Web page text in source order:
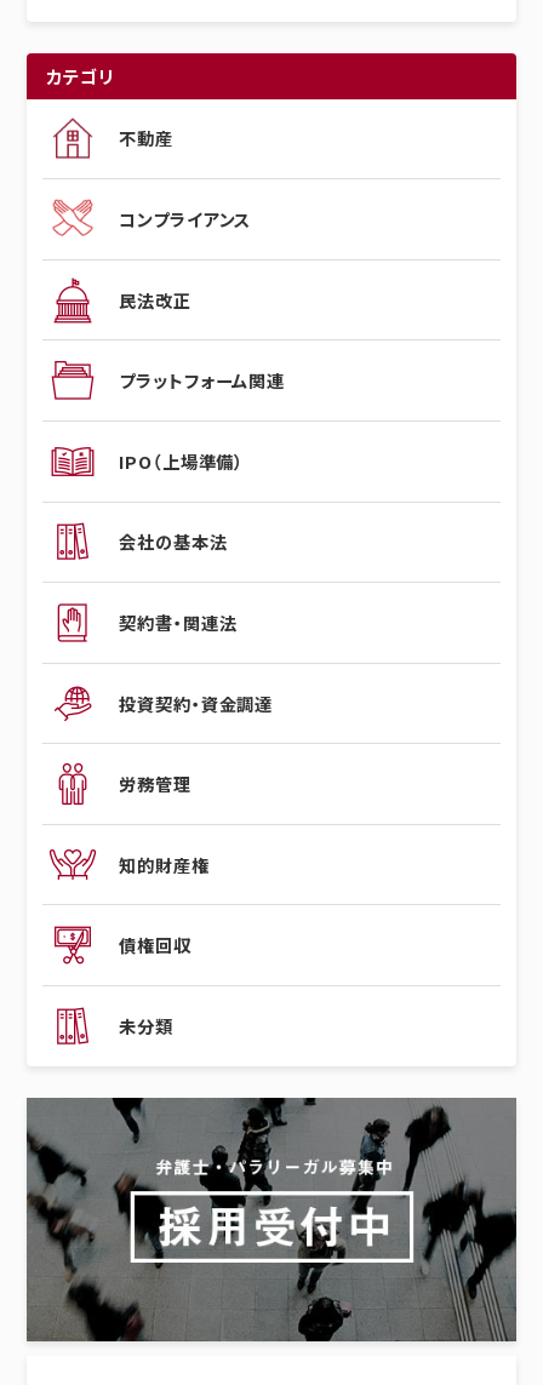
カテゴリ
不動産
コンプライアンス
民法改正
プラットフォーム関連
IPO（上場準備）
会社の基本法
契約書・関連法
投資契約・資金調達
労務管理
知的財産権
債権回収
未分類